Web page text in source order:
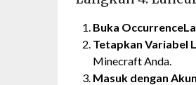
Buka
Tetapkan Variabel
Minecraft Anda.
Masuk dengan